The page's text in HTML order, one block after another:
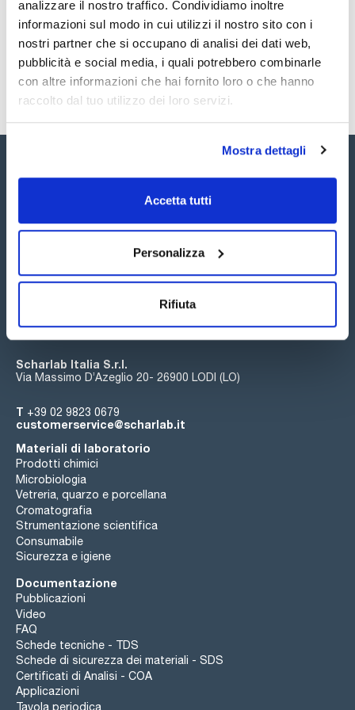
analizzare il nostro traffico. Condividiamo inoltre
informazioni sul modo in cui utilizzi il nostro sito con i
nostri partner che si occupano di analisi dei dati web,
pubblicità e social media, i quali potrebbero combinarle
con altre informazioni che hai fornito loro o che hanno
raccolto dal tuo utilizzo dei loro servizi.
Mostra dettagli
Accetta tutti
Personalizza
Rifiuta
Consultare per i reagenti di ricambio.
SDS / Scheda di
Sicurezza
Registrati per i download
Iscriviti alla Newsletter
Scharlab Italia S.r.l.
Via Massimo D’Azeglio 20- 26900 LODI (LO)
T +39 02 9823 0679
customerservice@scharlab.it
Materiali di laboratorio
Prodotti chimici
Microbiologia
Vetreria, quarzo e porcellana
Cromatografia
Strumentazione scientifica
Consumabile
Sicurezza e igiene
Documentazione
Pubblicazioni
Video
FAQ
Schede tecniche - TDS
Schede di sicurezza dei materiali - SDS
Certificati di Analisi - COA
Applicazioni
Tavola periodica